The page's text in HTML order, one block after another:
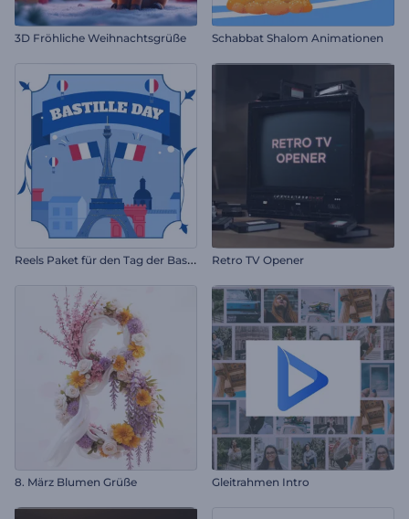
3D Fröhliche Weihnachtsgrüße Schabbat Shalom Animationen
R
eels Paket für den Tag der Bastille Retro TV Opener
8. März Blumen Grüße Gleitrahmen Intro